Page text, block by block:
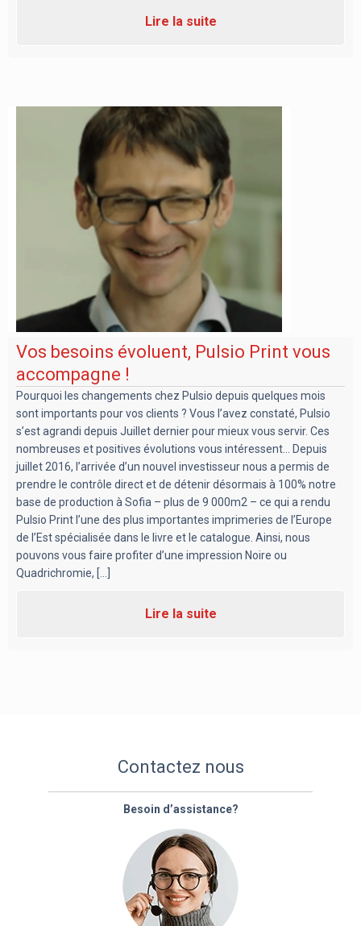
Lire la suite
Vos besoins évoluent, Pulsio Print vous
accompagne !
Pourquoi les changements chez Pulsio depuis quelques mois
sont importants pour vos clients ? Vous l’avez constaté, Pulsio
s’est agrandi depuis Juillet dernier pour mieux vous servir. Ces
nombreuses et positives évolutions vous intéressent… Depuis
juillet 2016, l’arrivée d’un nouvel investisseur nous a permis de
prendre le contrôle direct et de détenir désormais à 100% notre
base de production à Sofia – plus de 9 000m2 – ce qui a rendu
Pulsio Print l’une des plus importantes imprimeries de l’Europe
de l’Est spécialisée dans le livre et le catalogue. Ainsi, nous
pouvons vous faire profiter d’une impression Noire ou
Quadrichromie, [...]
Lire la suite
Contactez nous
Besoin d’assistance?